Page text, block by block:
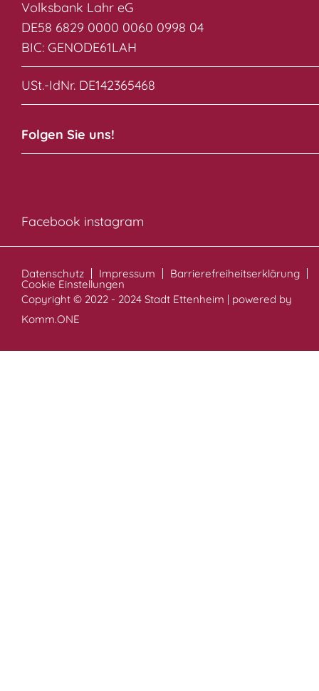
Volksbank Lahr eG
DE58 6829 0000 0060 0998 04
BIC: GENODE61LAH
USt.-IdNr. DE142365468
Folgen Sie uns!
Facebook instagram
Datenschutz Impressum Barrierefreiheitserklärung
Cookie Einstellungen
Copyright © 2022 - 2024 Stadt Ettenheim | powered by
Komm.ONE